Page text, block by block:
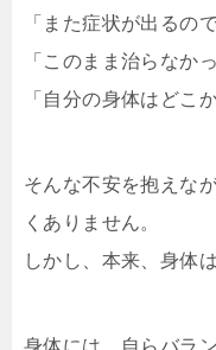
「また症状が出るの
「このまま治らなか
「自分の身体はどこ
そんな不安を抱えな
くありません。
しかし、本来、身体
身体には、自らバラ